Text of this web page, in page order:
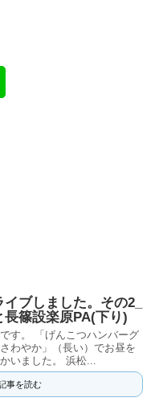
ブしました。その2_
篠設楽原PA(下り)
す。 「げんこつハンバーグ
わやか」（長い）でお昼を
いました。 浜松...
事を読む